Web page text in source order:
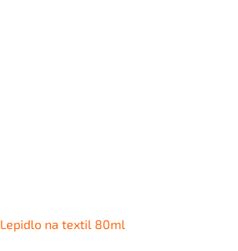
Lepidlo na textil 80ml